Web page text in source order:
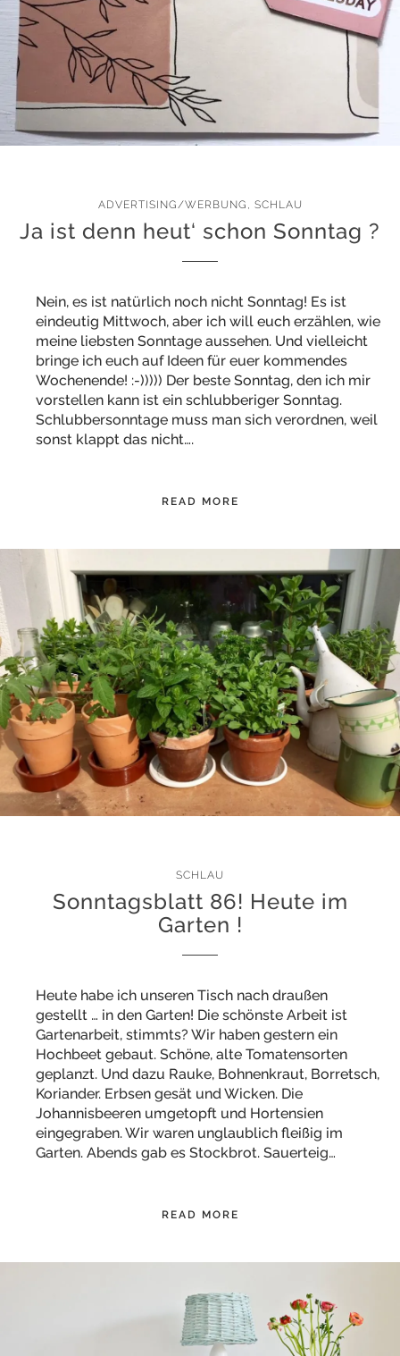
ADVERTISING/WERBUNG , SCHLAU
Ja ist denn heut‘ schon Sonntag ?
Nein, es ist natürlich noch nicht Sonntag! Es ist
eindeutig Mittwoch, aber ich will euch erzählen, wie
meine liebsten Sonntage aussehen. Und vielleicht
bringe ich euch auf Ideen für euer kommendes
Wochenende! :-))))) Der beste Sonntag, den ich mir
vorstellen kann ist ein schlubberiger Sonntag.
Schlubbersonntage muss man sich verordnen, weil
sonst klappt das nicht….
READ MORE
SCHLAU
Sonntagsblatt 86! Heute im
Garten !
Heute habe ich unseren Tisch nach draußen
gestellt … in den Garten! Die schönste Arbeit ist
Gartenarbeit, stimmts? Wir haben gestern ein
Hochbeet gebaut. Schöne, alte Tomatensorten
geplanzt. Und dazu Rauke, Bohnenkraut, Borretsch,
Koriander. Erbsen gesät und Wicken. Die
Johannisbeeren umgetopft und Hortensien
eingegraben. Wir waren unglaublich fleißig im
Garten. Abends gab es Stockbrot. Sauerteig…
READ MORE